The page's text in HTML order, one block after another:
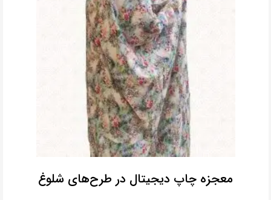
معجزه چاپ دیجیتال در طرح‌های شلوغ